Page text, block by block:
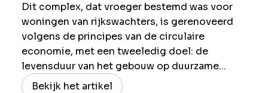
Dit complex, dat vroeger bestemd was voor
woningen van rijkswachters, is gerenoveerd
volgens de principes van de circulaire
economie, met een tweeledig doel: de
levensduur van het gebouw op duurzame...
Bekijk het artikel